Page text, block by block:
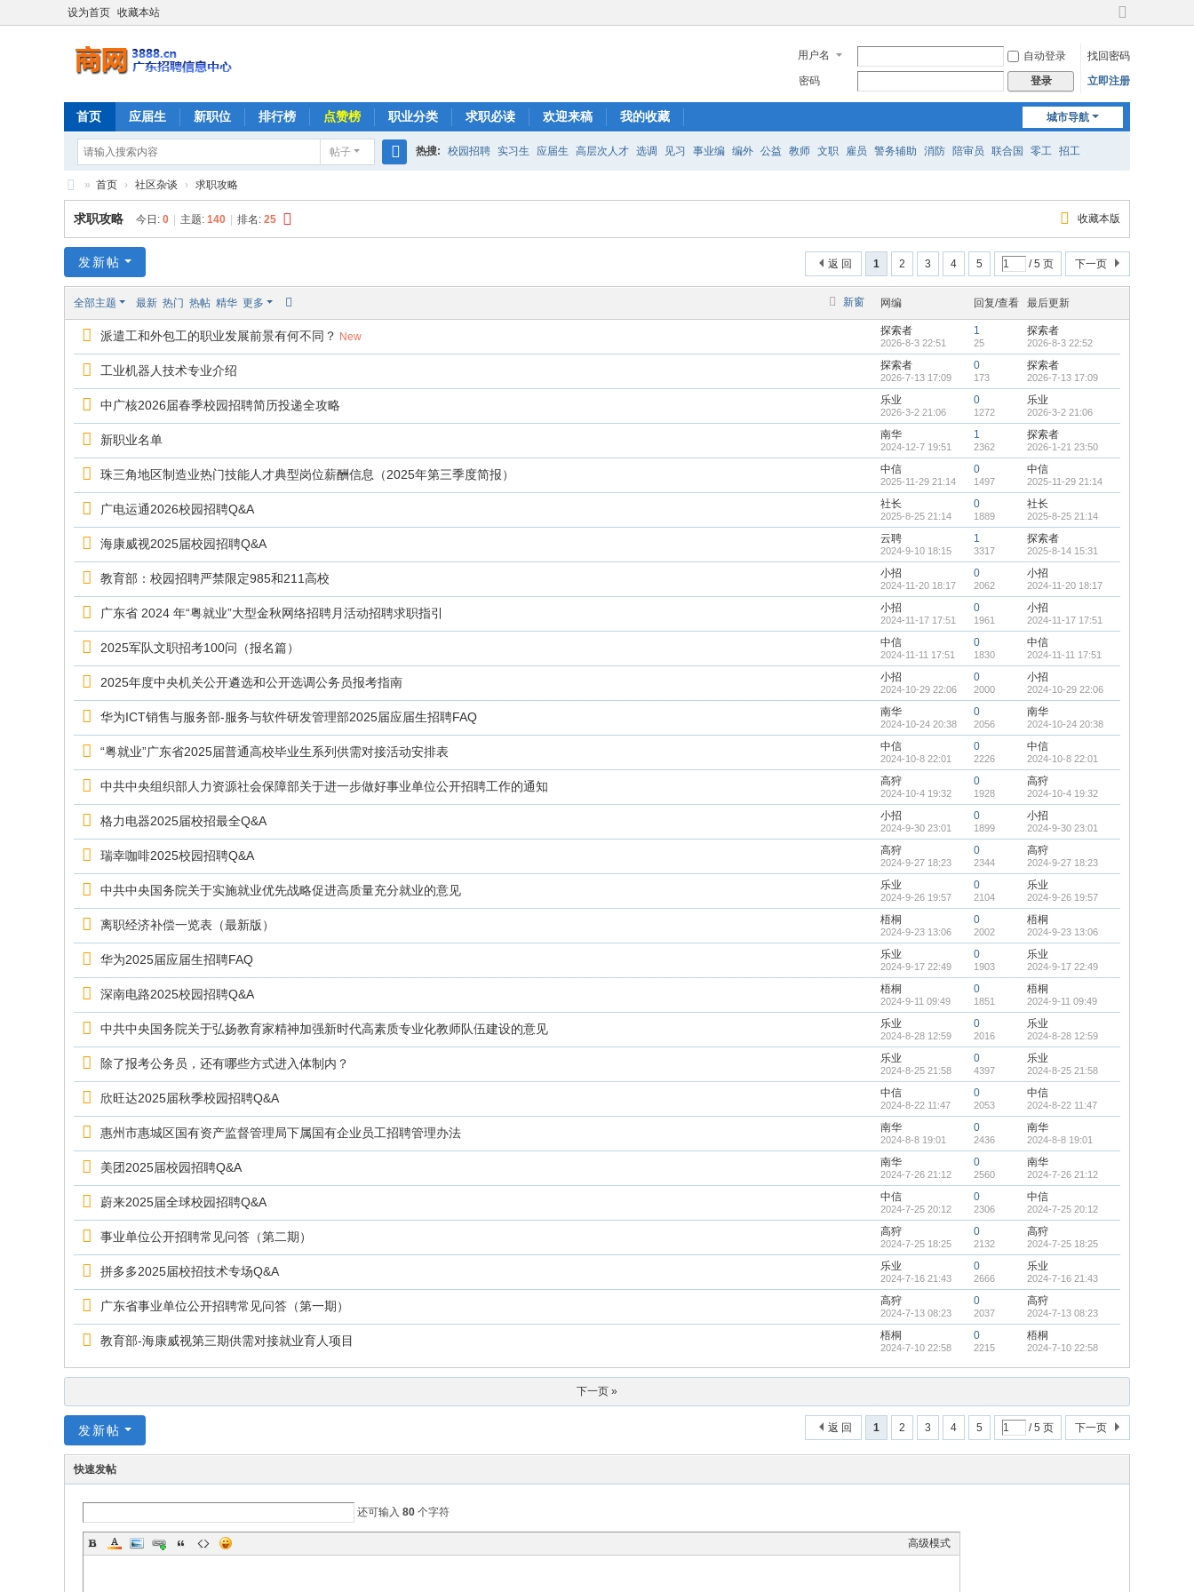
设为首页 收藏本站
切
到
宽
用户名 自动登录
找回密码
密码
登录 立即注册
城市导航
首页 应届生 新职位 排行榜 点赞榜 职业分类 求职必读 欢迎来稿 我的收藏
帖子
索
热搜: 校园招聘 实习生 应届生 高层次人才 选调 见习 事业编 编外 公益 教师 文职 雇员 警务辅助 消防 陪审员 联合国 零工 招工
商
网
» 首页 › 社区杂谈 › 求职攻略
收藏本版
求职攻略 今日: 0 主题: 140 排名: 25
1 2 3 4 5 / 5 页 下一页
返 回
发新帖
新窗
全部主题 最新 热门 热帖 精华 更多 网编 回复/查看 最后更新
派遣工和外包工的职业发展前景有何不同？ New 探索者
2026-8-3 22:51
1
25
探索者
2026-8-3 22:52
工业机器人技术专业介绍 探索者
2026-7-13 17:09
0
173
探索者
2026-7-13 17:09
中广核2026届春季校园招聘简历投递全攻略 乐业
2026-3-2 21:06
0
1272
乐业
2026-3-2 21:06
新职业名单 南华
2024-12-7 19:51
1
2362
探索者
2026-1-21 23:50
珠三角地区制造业热门技能人才典型岗位薪酬信息（2025年第三季度简报） 中信
2025-11-29 21:14
0
1497
中信
2025-11-29 21:14
广电运通2026校园招聘Q&A 社长
2025-8-25 21:14
0
1889
社长
2025-8-25 21:14
海康威视2025届校园招聘Q&A 云聘
2024-9-10 18:15
1
3317
探索者
2025-8-14 15:31
教育部：校园招聘严禁限定985和211高校 小招
2024-11-20 18:17
0
2062
小招
2024-11-20 18:17
广东省 2024 年“粤就业”大型金秋网络招聘月活动招聘求职指引 小招
2024-11-17 17:51
0
1961
小招
2024-11-17 17:51
2025军队文职招考100问（报名篇） 中信
2024-11-11 17:51
0
1830
中信
2024-11-11 17:51
2025年度中央机关公开遴选和公开选调公务员报考指南 小招
2024-10-29 22:06
0
2000
小招
2024-10-29 22:06
华为ICT销售与服务部-服务与软件研发管理部2025届应届生招聘FAQ 南华
2024-10-24 20:38
0
2056
南华
2024-10-24 20:38
“粤就业”广东省2025届普通高校毕业生系列供需对接活动安排表 中信
2024-10-8 22:01
0
2226
中信
2024-10-8 22:01
中共中央组织部人力资源社会保障部关于进一步做好事业单位公开招聘工作的通知 高狩
2024-10-4 19:32
0
1928
高狩
2024-10-4 19:32
格力电器2025届校招最全Q&A 小招
2024-9-30 23:01
0
1899
小招
2024-9-30 23:01
瑞幸咖啡2025校园招聘Q&A 高狩
2024-9-27 18:23
0
2344
高狩
2024-9-27 18:23
中共中央国务院关于实施就业优先战略促进高质量充分就业的意见 乐业
2024-9-26 19:57
0
2104
乐业
2024-9-26 19:57
离职经济补偿一览表（最新版） 梧桐
2024-9-23 13:06
0
2002
梧桐
2024-9-23 13:06
华为2025届应届生招聘FAQ 乐业
2024-9-17 22:49
0
1903
乐业
2024-9-17 22:49
深南电路2025校园招聘Q&A 梧桐
2024-9-11 09:49
0
1851
梧桐
2024-9-11 09:49
中共中央国务院关于弘扬教育家精神加强新时代高素质专业化教师队伍建设的意见 乐业
2024-8-28 12:59
0
2016
乐业
2024-8-28 12:59
除了报考公务员，还有哪些方式进入体制内？ 乐业
2024-8-25 21:58
0
4397
乐业
2024-8-25 21:58
欣旺达2025届秋季校园招聘Q&A 中信
2024-8-22 11:47
0
2053
中信
2024-8-22 11:47
惠州市惠城区国有资产监督管理局下属国有企业员工招聘管理办法 南华
2024-8-8 19:01
0
2436
南华
2024-8-8 19:01
美团2025届校园招聘Q&A 南华
2024-7-26 21:12
0
2560
南华
2024-7-26 21:12
蔚来2025届全球校园招聘Q&A 中信
2024-7-25 20:12
0
2306
中信
2024-7-25 20:12
事业单位公开招聘常见问答（第二期） 高狩
2024-7-25 18:25
0
2132
高狩
2024-7-25 18:25
拼多多2025届校招技术专场Q&A 乐业
2024-7-16 21:43
0
2666
乐业
2024-7-16 21:43
广东省事业单位公开招聘常见问答（第一期） 高狩
2024-7-13 08:23
0
2037
高狩
2024-7-13 08:23
教育部-海康威视第三期供需对接就业育人项目 梧桐
2024-7-10 22:58
0
2215
梧桐
2024-7-10 22:58
下一页 »
1 2 3 4 5 / 5 页 下一页
返 回
发新帖
快速发帖
还可输入 80 个字符
高级模式